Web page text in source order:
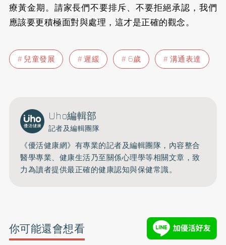
療黃金期。請家長們不要排斥、不要拒絕承認，我們
應該要更積極面對與處理，這才是正確的觀念。
兒童發展 遲緩 6歲 溝通表達
Uho編輯部
記者及編輯團隊
《優活健康網》有專業的記者及編輯團隊，內容整合
醫學專業、健康生活乃至關係心理學等相關文章，致
力為讀者提供最正確的健康認知與保健常識。
你可能還會想看